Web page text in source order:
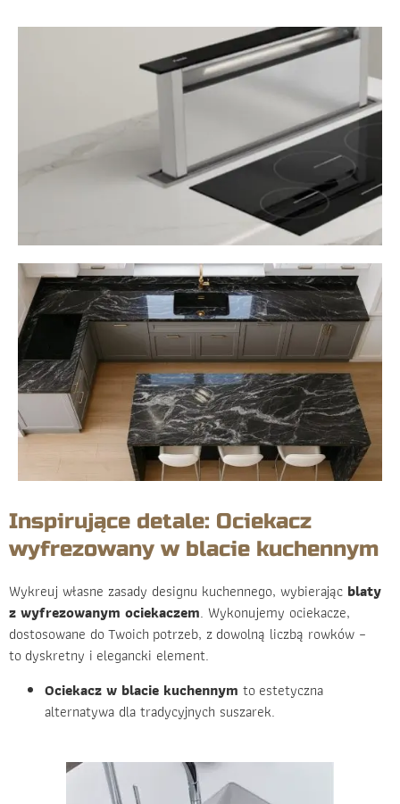
Inspirujące detale: Ociekacz
wyfrezowany w blacie kuchennym
Wykreuj własne zasady designu kuchennego, wybierając blaty
z wyfrezowanym ociekaczem. Wykonujemy ociekacze,
dostosowane do Twoich potrzeb, z dowolną liczbą rowków –
to dyskretny i elegancki element.
Ociekacz w blacie kuchennym to estetyczna
alternatywa dla tradycyjnych suszarek.